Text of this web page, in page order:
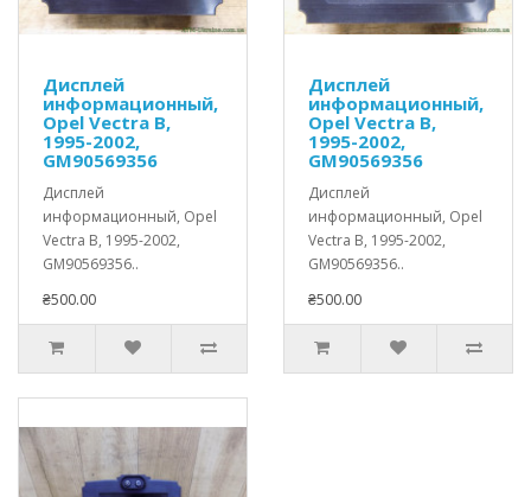
Дисплей
информационный,
Opel Vectra B,
1995-2002,
GM90569356
Дисплей
информационный, Opel
Vectra B, 1995-2002,
GM90569356..
₴500.00
Дисплей
информационный,
Opel Vectra B,
1995-2002,
GM90569356
Дисплей
информационный, Opel
Vectra B, 1995-2002,
GM90569356..
₴500.00